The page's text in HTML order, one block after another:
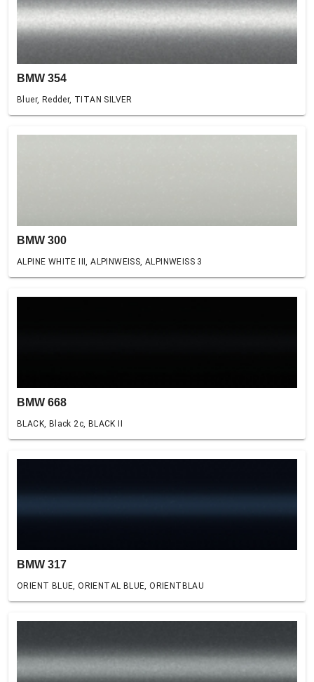
BMW 354
Bluer, Redder, TITAN SILVER
BMW 300
ALPINE WHITE III, ALPINWEISS, ALPINWEISS 3
BMW 668
BLACK, Black 2c, BLACK II
BMW 317
ORIENT BLUE, ORIENTAL BLUE, ORIENTBLAU